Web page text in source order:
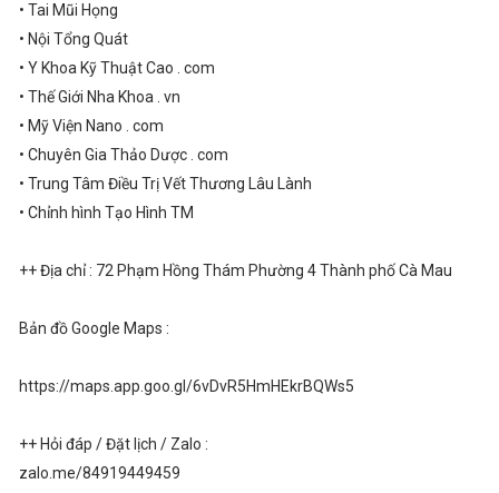
• Tai Mũi Họng
• Nội Tổng Quát
• Y Khoa Kỹ Thuật Cao . com
• Thế Giới Nha Khoa . vn
• Mỹ Viện Nano . com
• Chuyên Gia Thảo Dược . com
• Trung Tâm Điều Trị Vết Thương Lâu Lành
• Chỉnh hình Tạo Hình TM
++ Địa chỉ : 72 Phạm Hồng Thám Phường 4 Thành phố Cà Mau
Bản đồ Google Maps :
https://maps.app.goo.gl/6vDvR5HmHEkrBQWs5
++ Hỏi đáp / Đặt lịch / Zalo :
zalo.me/84919449459